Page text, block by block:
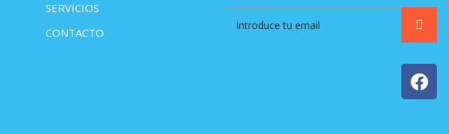
SERVICIOS
CONTACTO